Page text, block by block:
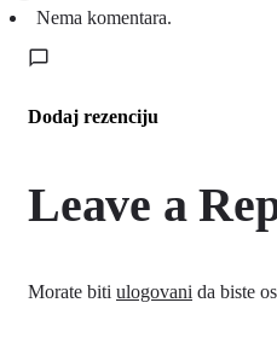
Nema komentara.
Dodaj rezenciju
Leave a
Morate biti ulogovani da biste